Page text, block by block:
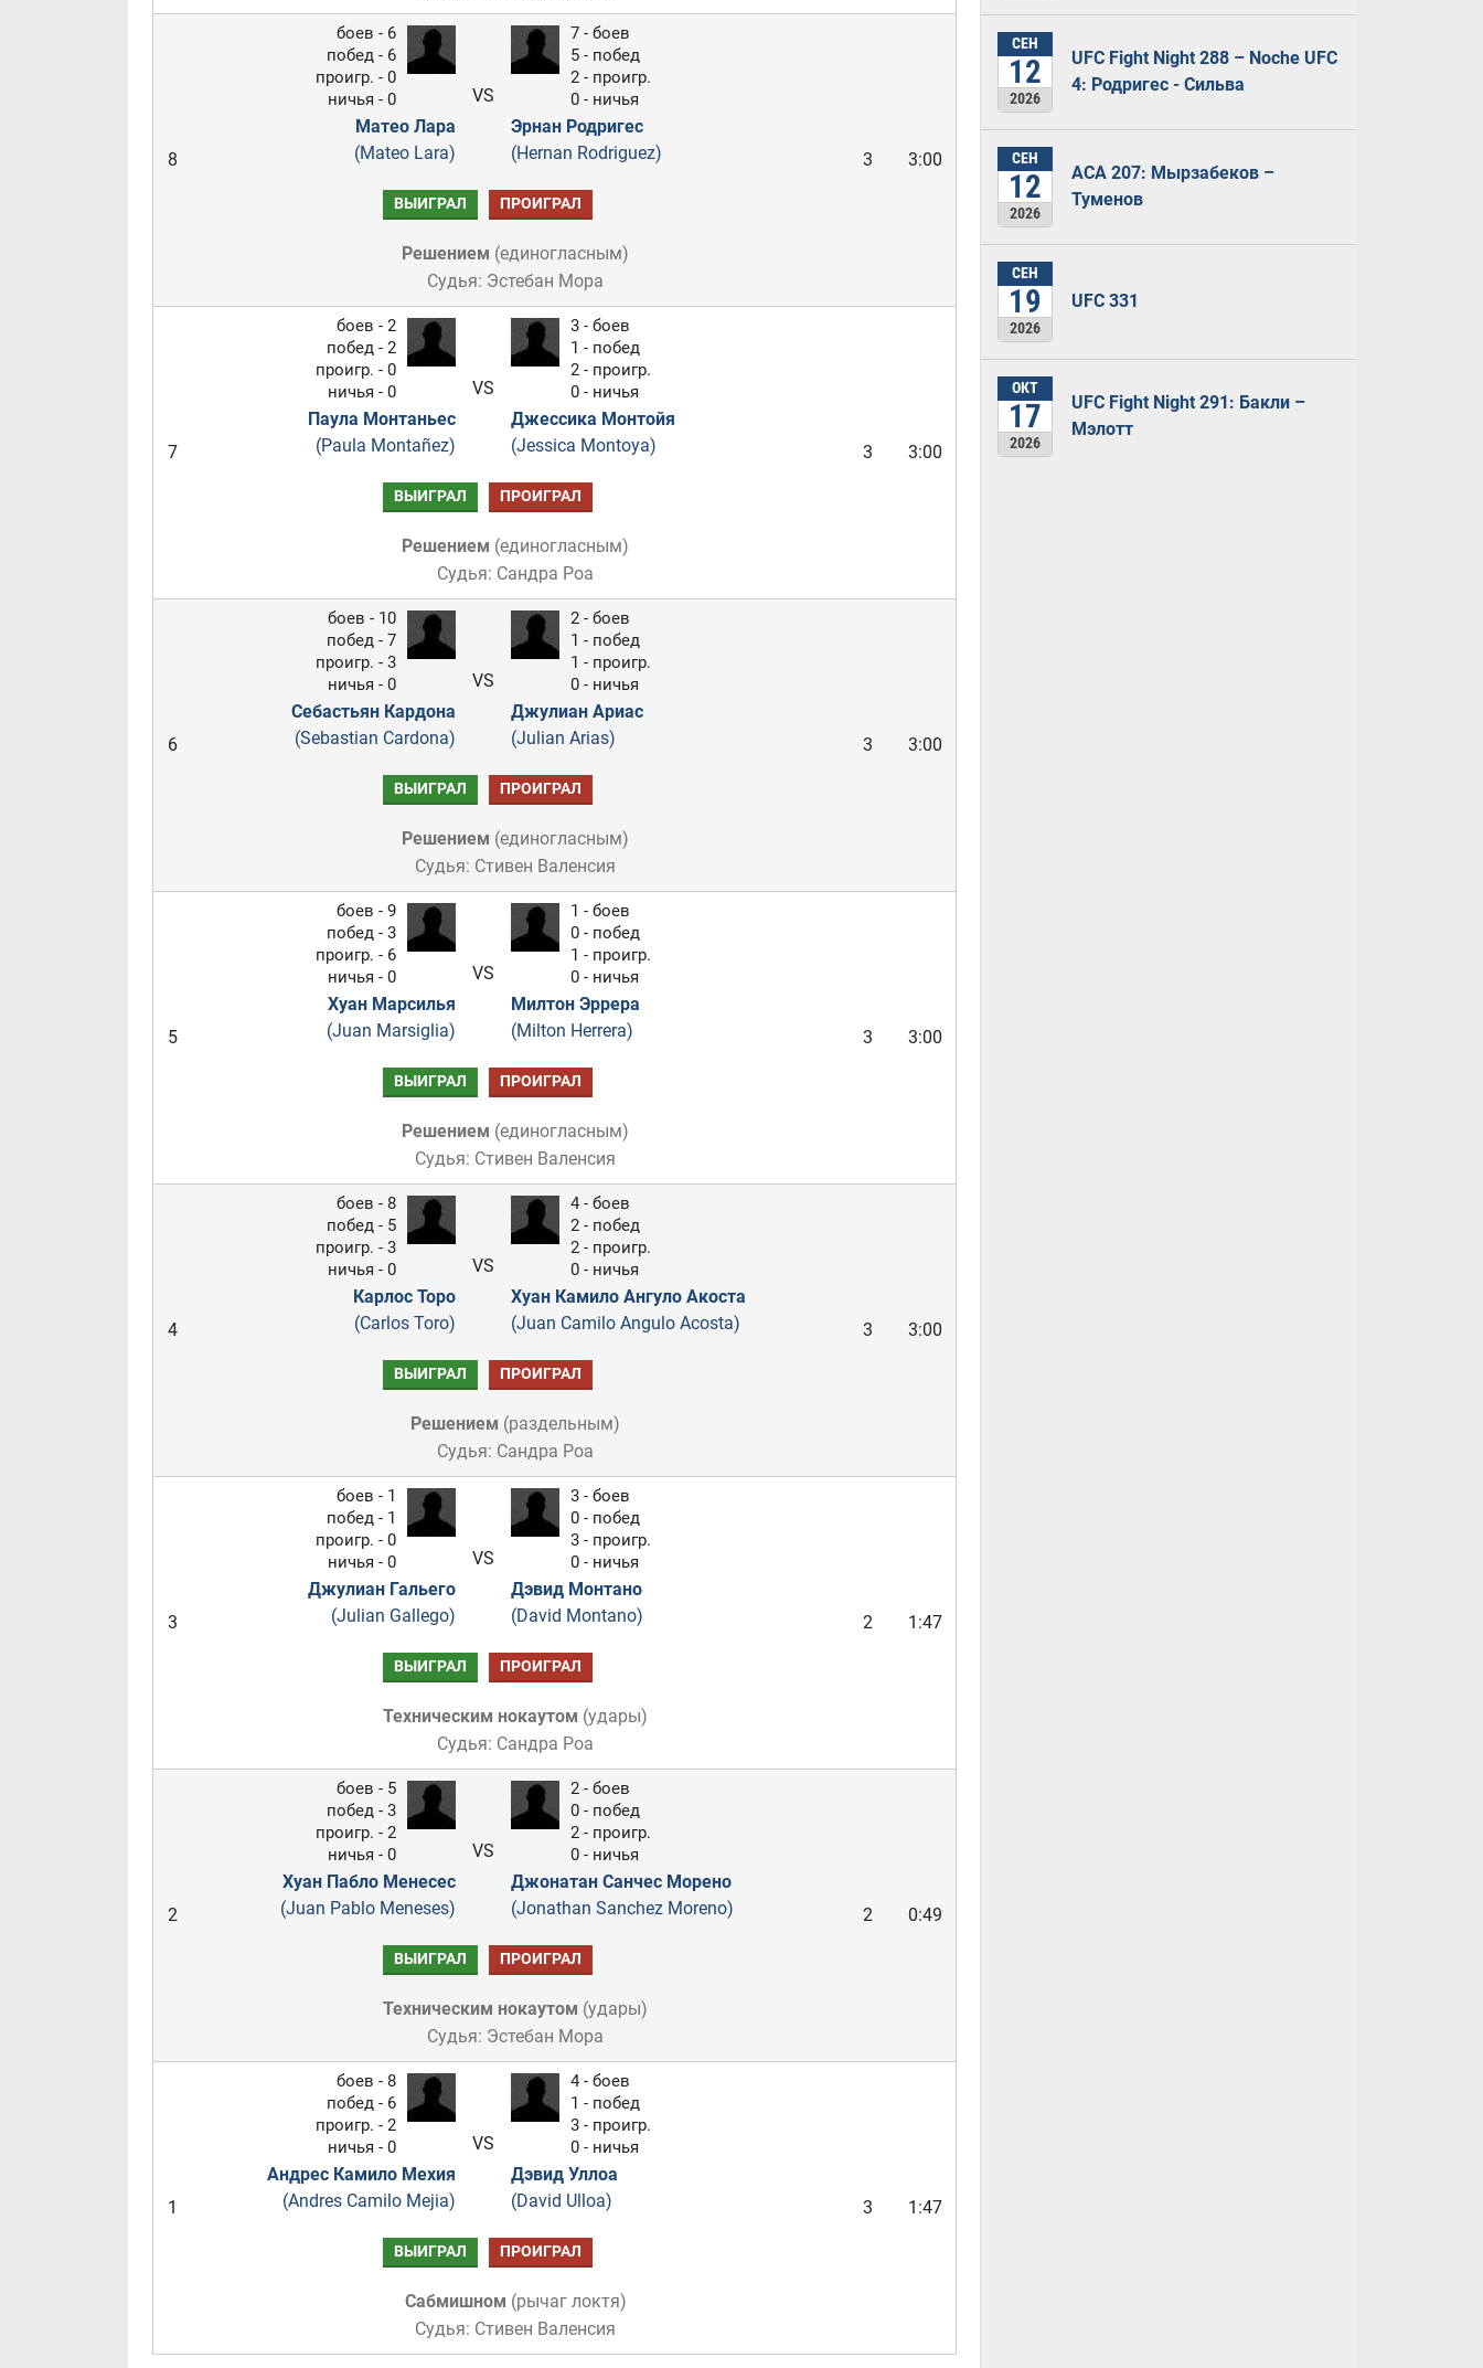
8
боев - 6
побед - 6
проигр. - 0
ничья - 0
Матео Лара
(Mateo Lara)
VS
7 - боев
5 - побед
2 - проигр.
0 - ничья
Эрнан Родригес
(Hernan Rodriguez)
3 3:00
ВЫИГРАЛ ПРОИГРАЛ
Решением (единогласным)
Судья: Эстебан Мора
7
боев - 2
побед - 2
проигр. - 0
ничья - 0
Паула Монтаньес
(Paula Montañez)
VS
3 - боев
1 - побед
2 - проигр.
0 - ничья
Джессика Монтойя
(Jessica Montoya)
3 3:00
ВЫИГРАЛ ПРОИГРАЛ
Решением (единогласным)
Судья: Сандра Роа
6
боев - 10
побед - 7
проигр. - 3
ничья - 0
Себастьян Кардона
(Sebastian Cardona)
VS
2 - боев
1 - побед
1 - проигр.
0 - ничья
Джулиан Ариас
(Julian Arias)
3 3:00
ВЫИГРАЛ ПРОИГРАЛ
Решением (единогласным)
Судья: Стивен Валенсия
5
боев - 9
побед - 3
проигр. - 6
ничья - 0
Хуан Марсилья
(Juan Marsiglia)
VS
1 - боев
0 - побед
1 - проигр.
0 - ничья
Милтон Эррера
(Milton Herrera)
3 3:00
ВЫИГРАЛ ПРОИГРАЛ
Решением (единогласным)
Судья: Стивен Валенсия
4
боев - 8
побед - 5
проигр. - 3
ничья - 0
Карлос Торо
(Carlos Toro)
VS
4 - боев
2 - побед
2 - проигр.
0 - ничья
Хуан Камило Ангуло Акоста
(Juan Camilo Angulo Acosta)
3 3:00
ВЫИГРАЛ ПРОИГРАЛ
Решением (раздельным)
Судья: Сандра Роа
3
боев - 1
побед - 1
проигр. - 0
ничья - 0
Джулиан Гальего
(Julian Gallego)
VS
3 - боев
0 - побед
3 - проигр.
0 - ничья
Дэвид Монтано
(David Montano)
2 1:47
ВЫИГРАЛ ПРОИГРАЛ
Техническим нокаутом (удары)
Судья: Сандра Роа
2
боев - 5
побед - 3
проигр. - 2
ничья - 0
Хуан Пабло Менесес
(Juan Pablo Meneses)
VS
2 - боев
0 - побед
2 - проигр.
0 - ничья
Джонатан Санчес Морено
(Jonathan Sanchez Moreno)
2 0:49
ВЫИГРАЛ ПРОИГРАЛ
Техническим нокаутом (удары)
Судья: Эстебан Мора
1
боев - 8
побед - 6
проигр. - 2
ничья - 0
Андрес Камило Мехия
(Andres Camilo Mejia)
VS
4 - боев
1 - побед
3 - проигр.
0 - ничья
Дэвид Уллоа
(David Ulloa)
3 1:47
ВЫИГРАЛ ПРОИГРАЛ
Сабмишном (рычаг локтя)
Судья: Стивен Валенсия
СЕН
12
2026
UFC Fight Night 288 – Noche UFC
4: Родригес - Сильва
СЕН
12
2026
ACA 207: Мырзабеков –
Туменов
СЕН
19
2026
UFC 331
ОКТ
17
2026
UFC Fight Night 291: Бакли –
Мэлотт